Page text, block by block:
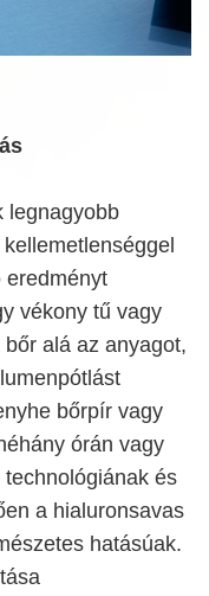
legnagyobb
eredményt
vékony tű vagy
alá az anyagot,
bőrpír vagy
órán vagy
és
a hialuronsavas
hatásúak.